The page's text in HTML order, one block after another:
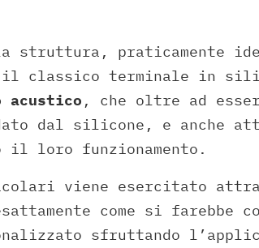
struttura, praticamente
il classico terminale in
acustico , che oltre ad
dal silicone, e anche
il loro funzionamento.
viene esercitato
come si farebbe
sfruttando